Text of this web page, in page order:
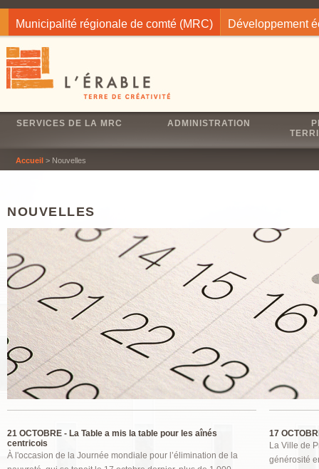
Municipalité régionale de comté (MRC) Développement
SERVICES DE LA MRC ADMINISTRATION
Accueil > Nouvelles
NOUVELLES
21 OCTOBRE - La Table a mis la table pour les aînés
centricois
À l'occasion de la Journée mondiale pour l’élimination de la
17
La Ville de
générosité
Pages